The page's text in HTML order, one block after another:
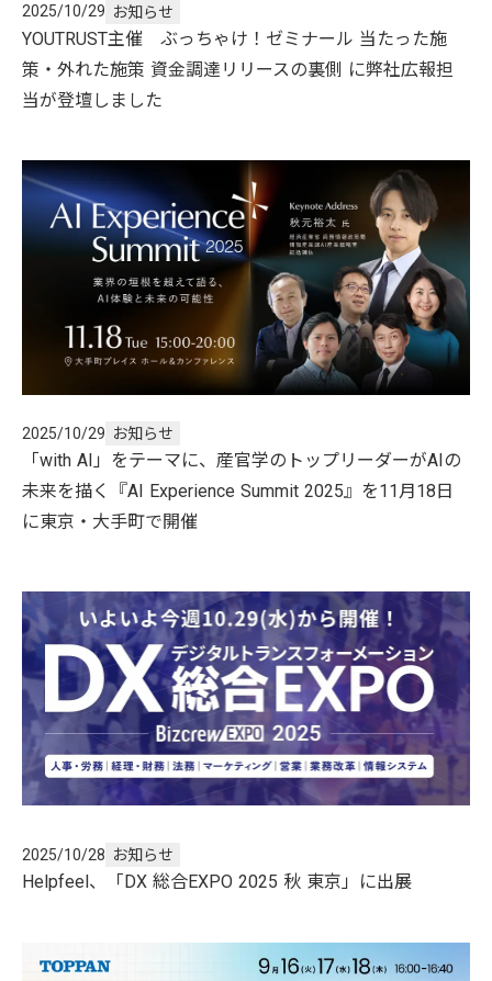
2025/10/29 お知らせ
YOUTRUST主催 ぶっちゃけ！ゼミナール 当たった施
策・外れた施策 資金調達リリースの裏側 に弊社広報担
当が登壇しました
2025/10/29 お知らせ
「with AI」をテーマに、産官学のトップリーダーがAIの
未来を描く『AI Experience Summit 2025』を11月18日
に東京・大手町で開催
2025/10/28 お知らせ
Helpfeel、「DX 総合EXPO 2025 秋 東京」に出展